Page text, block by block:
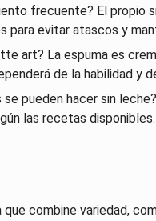
frecuente? El propio
para evitar atascos y
art? La espuma es
de la habilidad y
pueden hacer sin
las recetas disponibles.
combine variedad,